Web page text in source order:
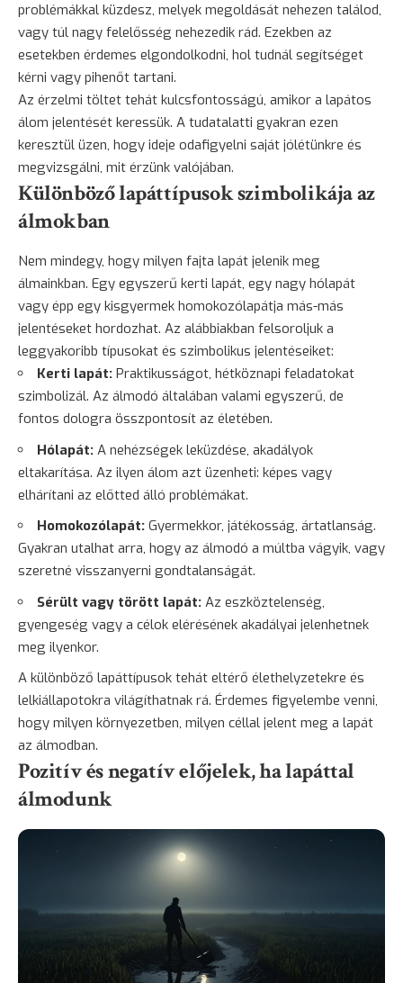
problémákkal küzdesz, melyek megoldását nehezen találod,
vagy túl nagy felelősség nehezedik rád. Ezekben az
esetekben érdemes elgondolkodni, hol tudnál segítséget
kérni vagy pihenőt tartani.
Az érzelmi töltet tehát kulcsfontosságú, amikor a lapátos
álom jelentését keressük. A tudatalatti gyakran ezen
keresztül üzen, hogy ideje odafigyelni saját jólétünkre és
megvizsgálni, mit érzünk valójában.
Különböző lapáttípusok szimbolikája az
álmokban
Nem mindegy, hogy milyen fajta lapát jelenik meg
álmainkban. Egy egyszerű kerti lapát, egy nagy hólapát
vagy épp egy kisgyermek homokozólapátja más-más
jelentéseket hordozhat. Az alábbiakban felsoroljuk a
leggyakoribb típusokat és szimbolikus jelentéseiket:
Kerti lapát: Praktikusságot, hétköznapi feladatokat
szimbolizál. Az álmodó általában valami egyszerű, de
fontos dologra összpontosít az életében.
Hólapát: A nehézségek leküzdése, akadályok
eltakarítása. Az ilyen álom azt üzenheti: képes vagy
elhárítani az előtted álló problémákat.
Homokozólapát: Gyermekkor, játékosság, ártatlanság.
Gyakran utalhat arra, hogy az álmodó a múltba vágyik, vagy
szeretné visszanyerni gondtalanságát.
Sérült vagy törött lapát: Az eszköztelenség,
gyengeség vagy a célok elérésének akadályai jelenhetnek
meg ilyenkor.
A különböző lapáttípusok tehát eltérő élethelyzetekre és
lelkiállapotokra világíthatnak rá. Érdemes figyelembe venni,
hogy milyen környezetben, milyen céllal jelent meg a lapát
az álmodban.
Pozitív és negatív előjelek, ha lapáttal
álmodunk